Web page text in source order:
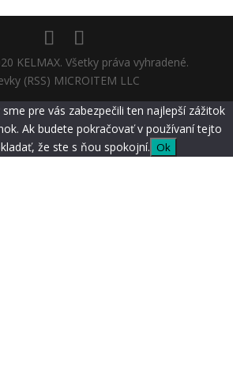
KELMAX. Všetky práva vyhradené.
(RSS) MICROITEM LLC
pre vás zabezpečili ten najlepší zážitok
Ak budete pokračovať v používaní tejto
že ste s ňou spokojní. Ok